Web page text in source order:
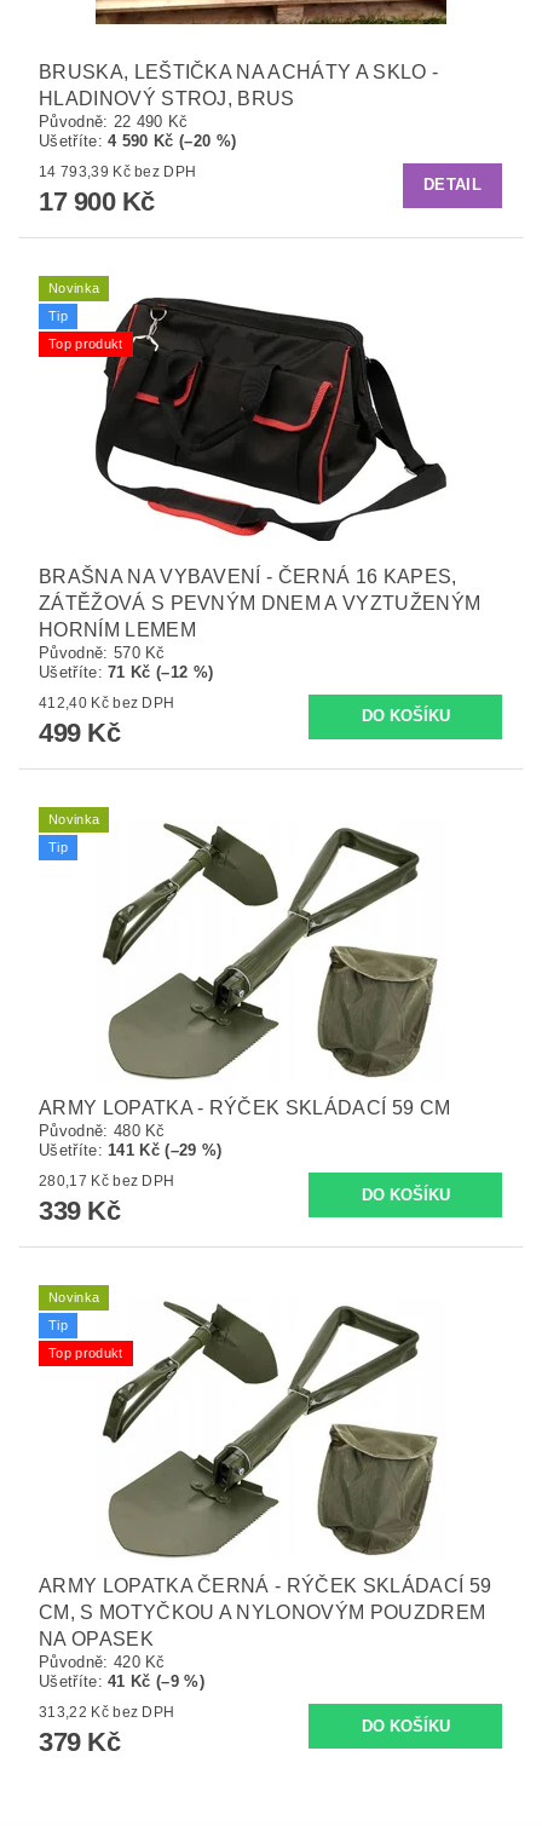
BRUSKA, LEŠTIČKA NA ACHÁTY A SKLO -
HLADINOVÝ STROJ, BRUS
Původně: 22 490 Kč
Ušetříte:4 590 Kč (–20 %)
14 793,39 Kč bez DPH
17 900 Kč
DETAIL
Novinka
Tip
Top produkt
BRAŠNA NA VYBAVENÍ - ČERNÁ 16 KAPES,
ZÁTĚŽOVÁ S PEVNÝM DNEM A VYZTUŽENÝM
HORNÍM LEMEM
Původně: 570 Kč
Ušetříte:71 Kč (–12 %)
412,40 Kč bez DPH
499 Kč
Novinka
Tip
ARMY LOPATKA - RÝČEK SKLÁDACÍ 59 CM
Původně: 480 Kč
Ušetříte: 141 Kč (–29 %)
280,17 Kč bez DPH
339 Kč
Novinka
Tip
Top produkt
ARMY LOPATKA ČERNÁ - RÝČEK SKLÁDACÍ 59
CM, S MOTYČKOU A NYLONOVÝM POUZDREM
NA OPASEK
Původně: 420 Kč
Ušetříte:41 Kč (–9 %)
313,22 Kč bez DPH
379 Kč